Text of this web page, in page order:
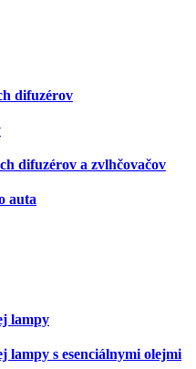
difuzérov
difuzérov a zvlhčovačov
auta
lampy
lampy s esenciálnymi olejmi